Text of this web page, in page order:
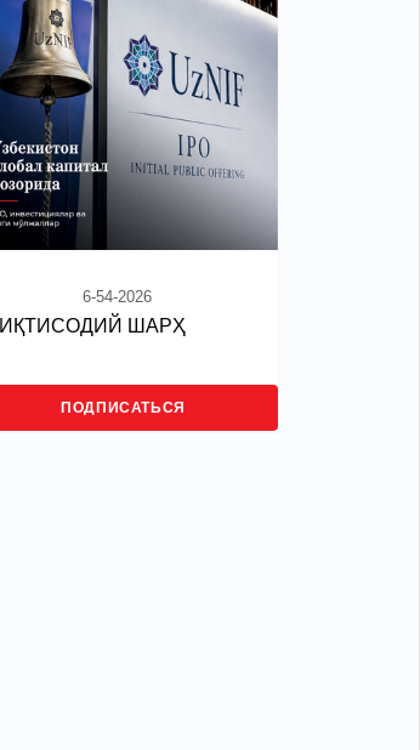
6-54-2026
ИҚТИСОДИЙ ШАРҲ
ПОДПИСАТЬСЯ